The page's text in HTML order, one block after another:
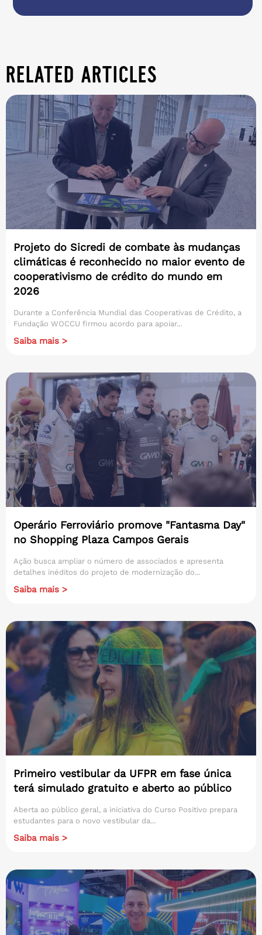
related articles
Projeto do Sicredi de combate às mudanças
climáticas é reconhecido no maior evento de
cooperativismo de crédito do mundo em
2026
Durante a Conferência Mundial das Cooperativas de Crédito, a
Fundação WOCCU firmou acordo para apoiar...
Saiba mais >
Operário Ferroviário promove "Fantasma Day"
no Shopping Plaza Campos Gerais
Ação busca ampliar o número de associados e apresenta
detalhes inéditos do projeto de modernização do...
Saiba mais >
Primeiro vestibular da UFPR em fase única
terá simulado gratuito e aberto ao público
Aberta ao público geral, a iniciativa do Curso Positivo prepara
estudantes para o novo vestibular da...
Saiba mais >